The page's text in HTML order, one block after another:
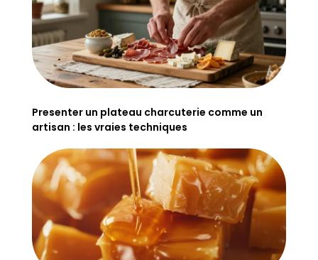
Presenter un plateau charcuterie comme un
artisan : les vraies techniques